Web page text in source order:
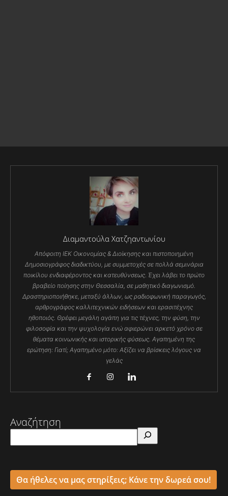
Διαμαντούλα Χατζηαντωνίου
Απόφοιτη ΙΕΚ Οικονομίας & Διοίκησης και πιστοποιημένη
Δημοσιογράφος διαδικτύου, με συμμετοχές σε πολλά σεμινάρια
ποικίλου ενδιαφέροντος και κατευθύνσεως. Έχει λάβει το πρώτο
βραβείο ποίησης στην Θεσσαλία, σε μαθητικό διαγωνισμό.
Δραστηριοποιήθηκε, μεταξύ άλλων, ως ραδιοφωνική παραγωγός,
αρθρογράφος καλλιτεχνικών ειδήσεων και ερασιτέχνης
ηθοποιός. Θρέφει μεγάλη αγάπη για τις τέχνες, την φύση, την
φιλοσοφία και την ψυχολογία ενώ αφιερώνει αρκετό χρόνο σε
θέματα κοινωνικής και ιστορικής φύσεως. Αγαπημένη της
ερώτηση: Γιατί; Αγαπημένο μότο: Αξίζει να βρίσκεις λόγους να
γελάς
Αναζήτηση
Θα ήθελες να μας στηρίξεις; Κάνε την δωρεά σου!